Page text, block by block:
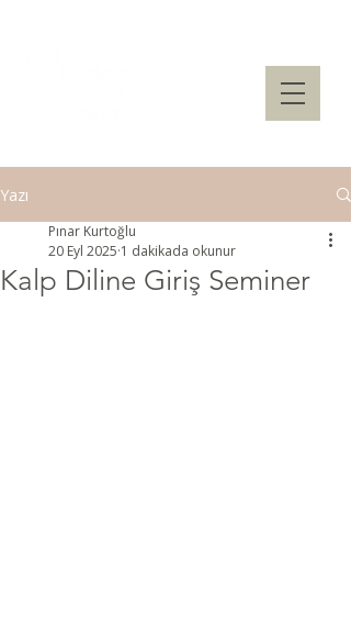
Yazı
Kalp Diline Giriş Seminer
Pınar Kurtoğlu
20 Eyl 2025 1 dakikada okunur